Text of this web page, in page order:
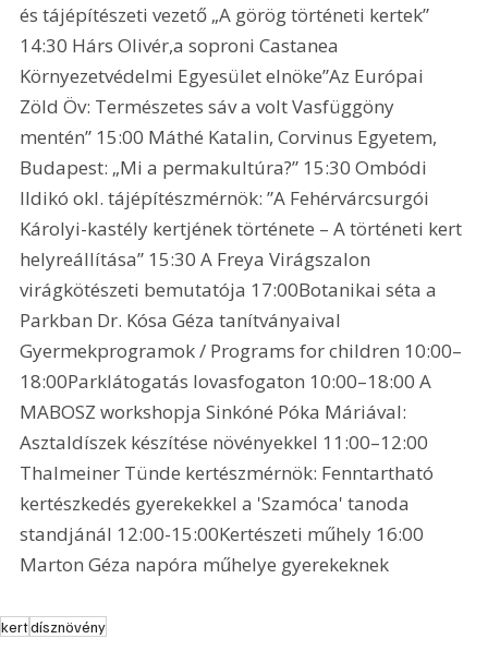
és tájépítészeti vezető „A görög történeti kertek”
14:30 Hárs Olivér,a soproni Castanea
Környezetvédelmi Egyesület elnöke”Az Európai
Zöld Öv: Természetes sáv a volt Vasfüggöny
mentén” 15:00 Máthé Katalin, Corvinus Egyetem,
Budapest: „Mi a permakultúra?” 15:30 Ombódi
Ildikó okl. tájépítészmérnök: ”A Fehérvárcsurgói
Károlyi-kastély kertjének története – A történeti kert
helyreállítása” 15:30 A Freya Virágszalon
virágkötészeti bemutatója 17:00Botanikai séta a
Parkban Dr. Kósa Géza tanítványaival
Gyermekprogramok / Programs for children 10:00–
18:00Parklátogatás lovasfogaton 10:00–18:00 A
MABOSZ workshopja Sinkóné Póka Máriával:
Asztaldíszek készítése növényekkel 11:00–12:00
Thalmeiner Tünde kertészmérnök: Fenntartható
kertészkedés gyerekekkel a 'Szamóca' tanoda
standjánál 12:00-15:00Kertészeti műhely 16:00
Marton Géza napóra műhelye gyerekeknek
kertdísznövény